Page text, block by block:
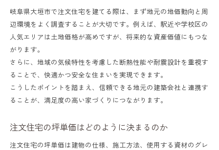
注文住宅の費用が変動する主な理由とは
建物仕様や設備が費用に及ぼす影響
地価変動が注文住宅費用に与えるリスク
注文住宅の追加工事費用の見極め方
建築時期による費用差とその対策
注文住宅で叶える家族の理想と現実の調和
ライフスタイルに合わせた注文住宅の提案
岐阜県大垣市で注文住宅を建てる際は、まず地元の地価動向と周
辺環境をよく調査することが大切です。例えば、駅近や学校区の
人気エリアは土地価格が高めですが、将来的な資産価値にもつな
がります。
さらに、地域の気候特性を考慮した断熱性能や耐震設計を重視す
ることで、快適かつ安全な住まいを実現できます。
こうしたポイントを踏まえ、信頼できる地元の建築会社と連携す
ることが、満足度の高い家づくりにつながります。
注文住宅の坪単価はどのように決まるのか
注文住宅の坪単価は建物の仕様、施工方法、使用する資材のグレ